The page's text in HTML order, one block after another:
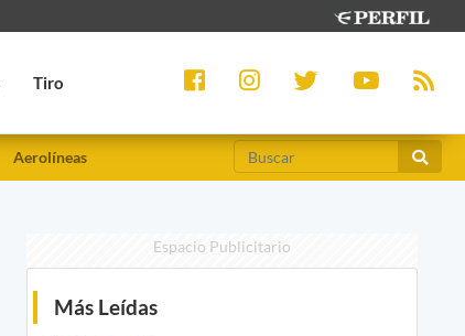
Tiro
Aerolíneas
Espacio Publicitario
Más Leídas